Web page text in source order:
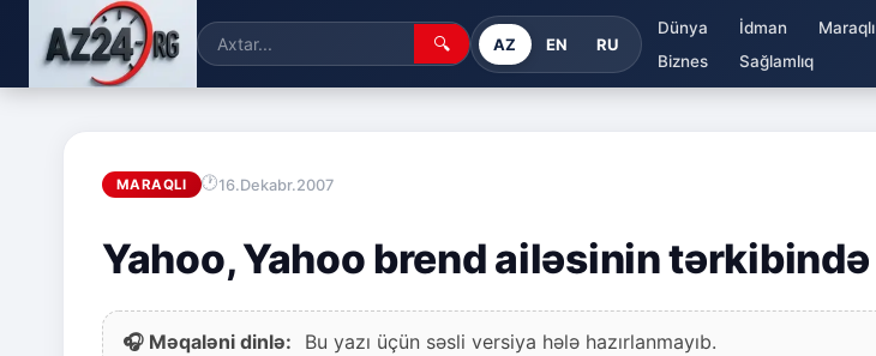
🔍 AZ EN RU
Dünya İdman Maraqlı
Biznes
Sağlamlıq
MARAQLI 16.Dekabr.2007
Yahoo, Yahoo brend ailəsinin tərkibində
🎧 Məqaləni dinlə: Bu yazı üçün səsli versiya hələ hazırlanmayıb.